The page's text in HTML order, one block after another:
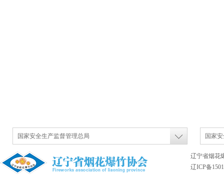
国家安全生产监督管理总局 国家
辽宁省烟花
辽ICP备